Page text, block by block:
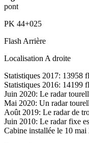
pont
PK 44+025
Flash Arrière
Localisation A droite
Statistiques 2017: 13958
Statistiques 2016: 14199
Juin 2020: Le radar
Mai 2020: Un radar
Août 2019: Le radar de
Juin 2010: Le radar fixe
Cabine installée le 10 mai